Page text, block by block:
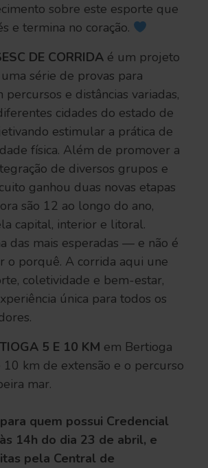
sobre este esporte que
e termina no coração.
DE CORRIDA é um projeto
série de provas para
percursos e distâncias variadas,
cidades do estado de
estimular a prática de
física. Além de promover a
de diversos grupos e
ganhou duas novas etapas
são 12 ao longo do ano,
capital, interior e litoral.
das mais esperadas — e não é
o porquê. A corrida aqui une
coletividade e bem-estar,
única para todos os
5 E 10 KM em Bertioga
km de extensão e o percurso
mar.
quem possui Credencial
14h do dia 23 de abril, e
pela Central de